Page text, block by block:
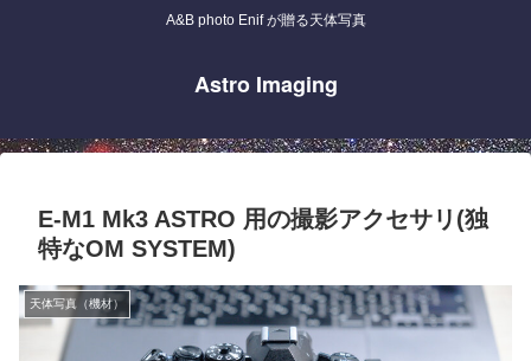
A&B photo Enif が贈る天体写真
Astro Imaging
E-M1 Mk3 ASTRO 用の撮影アクセサリ(独
特なOM SYSTEM)
天体写真（機材）